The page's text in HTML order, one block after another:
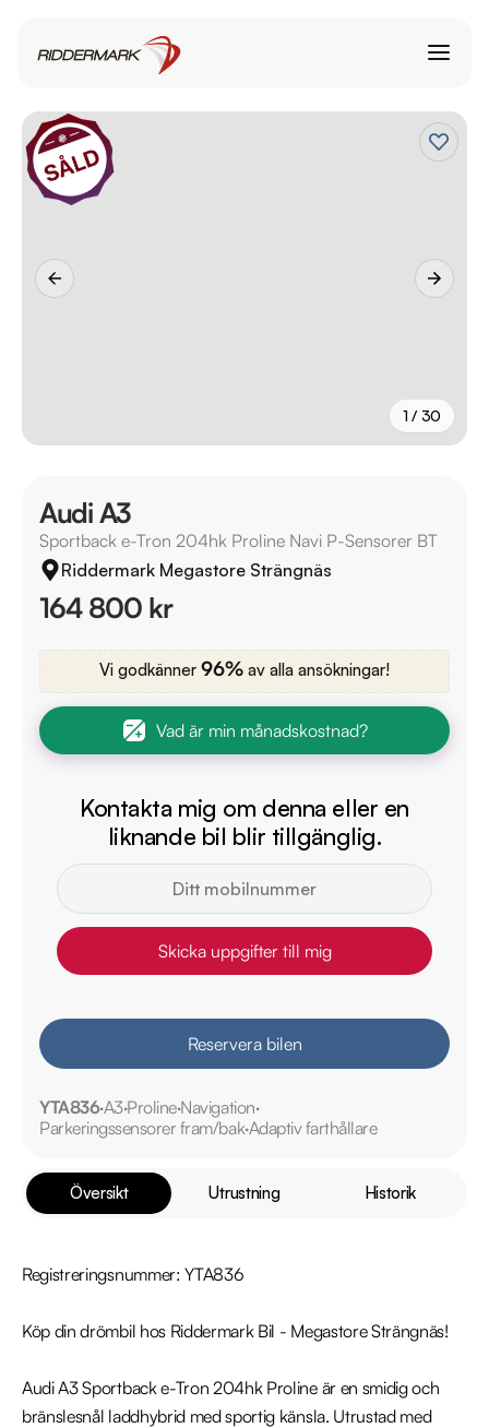
1 / 30
Audi A3
Sportback e-Tron 204hk Proline Navi P-Sensorer BT
Riddermark Megastore Strängnäs
164 800 kr
Vi godkänner 96% av alla ansökningar!
Vad är min månadskostnad?
Kontakta mig om denna eller en
liknande bil blir tillgänglig.
Skicka uppgifter till mig
Reservera bilen
YTA836A3ProlineNavigation
Parkeringssensorer fram/bakAdaptiv farthållare
Översikt Utrustning Historik
Registreringsnummer: YTA836
Köp din drömbil hos Riddermark Bil - Megastore Strängnäs!
Audi A3 Sportback e-Tron 204hk Proline är en smidig och
bränslesnål laddhybrid med sportig känsla. Utrustad med